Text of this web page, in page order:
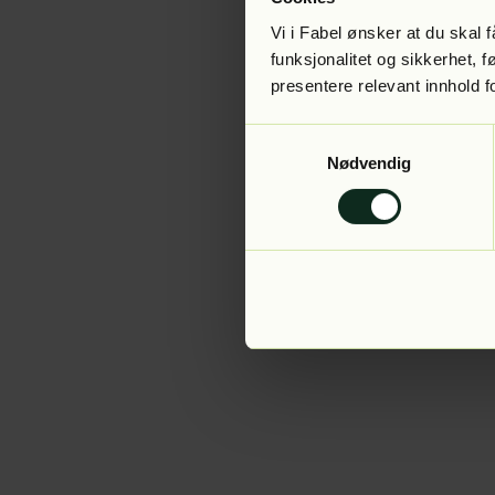
Vi i Fabel ønsker at du skal
funksjonalitet og sikkerhet,
presentere relevant innhold
Nødvendig
Application